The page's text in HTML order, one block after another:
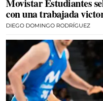
Movistar Estudiantes
con una trabajada
DIEGO DOMINGO RODRÍGUEZ